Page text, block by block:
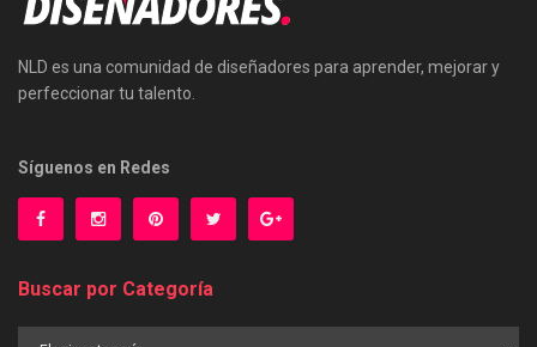
NLD es una comunidad de diseñadores para aprender, mejorar y
perfeccionar tu talento.
Síguenos en Redes
Buscar por Categoría